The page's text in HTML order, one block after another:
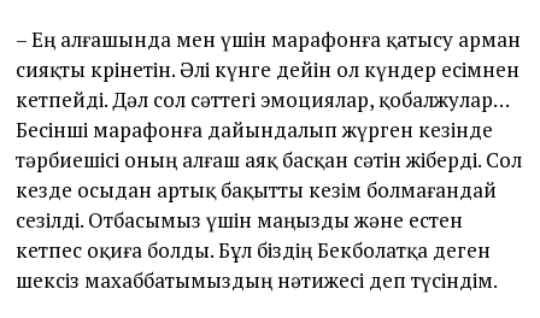
– Ең алғашында мен үшін марафонға қатысу арман
сияқты көрінетін. Әлі күнге дейін ол күндер есімнен
кетпейді. Дәл сол сәттегі эмоциялар, қобалжулар…
Бесінші марафонға дайындалып жүрген кезінде
тәрбиешісі оның алғаш аяқ басқан сәтін жіберді. Сол
кезде осыдан артық бақытты кезім болмағандай
сезілді. Отбасымыз үшін маңызды және естен
кетпес оқиға болды. Бұл біздің Бекболатқа деген
шексіз махаббатымыздың нәтижесі деп түсіндім.